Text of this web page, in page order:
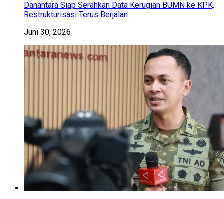
Danantara Siap Serahkan Data Kerugian BUMN ke KPK,
Restrukturisasi Terus Berjalan
Juni 30, 2026